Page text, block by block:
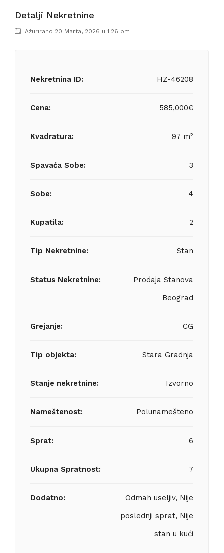
Detalji Nekretnine
Ažurirano 20 Marta, 2026 u 1:26 pm
Nekretnina ID: HZ-46208
Cena: 585,000€
Kvadratura: 97 m²
Spavaća Sobe: 3
Sobe: 4
Kupatila: 2
Tip Nekretnine: Stan
Status Nekretnine:
Prodaja Stanova
Beograd
Grejanje: CG
Tip objekta: Stara Gradnja
Stanje nekretnine: Izvorno
Nameštenost: Polunamešteno
Sprat: 6
Ukupna Spratnost: 7
Dodatno:
Odmah useljiv, Nije
poslednji sprat, Nije
stan u kući